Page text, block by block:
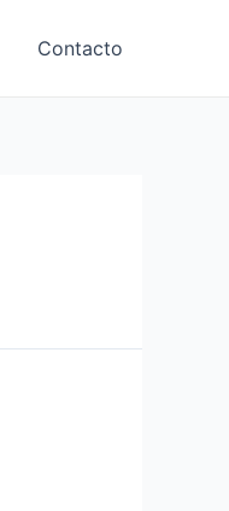
Contacto